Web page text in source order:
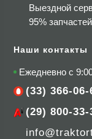
Выездной
95%
Наши контакты
Ежедневно с
(33) 366-06-
(29) 800-33-